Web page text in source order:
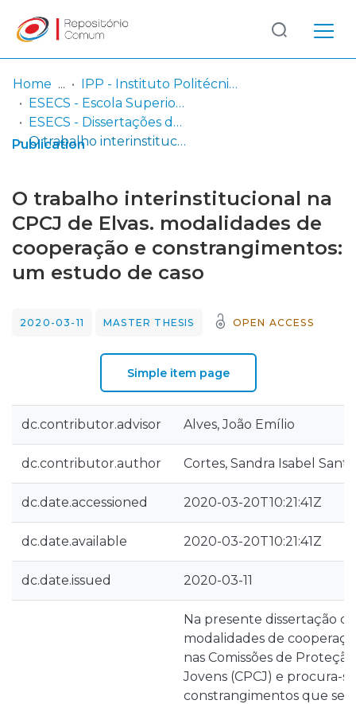
Communities
& Collections
Statistics
Log
In
(current)
Home
IPP - Instituto Politécnico de Portalegre
ESECS - Escola Superior de Educação e Ciências Sociais
ESECS - Dissertações de Mestrado
O trabalho interinstitucional na CPCJ de Elvas. modalidades de cooperação e constrangimentos: um estudo de caso
Publication
O trabalho interinstitucional na
CPCJ de Elvas. modalidades de
cooperação e constrangimentos:
um estudo de caso
2020-03-11 MASTER THESIS OPEN ACCESS
Simple item page
dc.contributor.advisor Alves, João Emílio
dc.contributor.author Cortes, Sandra Isabel
dc.date.accessioned 2020-03-20T10:21:41Z
dc.date.available 2020-03-20T10:21:41Z
dc.date.issued 2020-03-11
Na presente dissertação
modalidades de
nas Comissões de
Jovens (CPCJ) e procura-
constrangimentos que se